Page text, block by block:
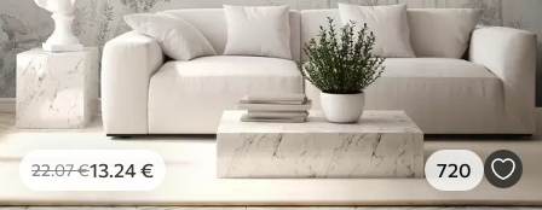
22.07€13 .24€ 720